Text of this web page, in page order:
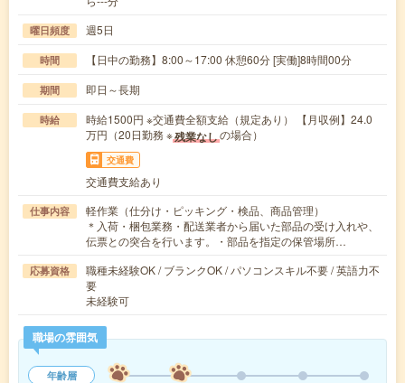
曜日頻度 週5日
時間 【日中の勤務】8:00～17:00 休憩60分 [実働]8時間00分
期間 即日～長期
時給
時給1500円 ※交通費全額支給（規定あり） 【月収例】24.0
万円（20日勤務 ※残業なしの場合）
交通費
交通費支給あり
仕事内容
軽作業（仕分け・ピッキング・検品、商品管理）
＊入荷・梱包業務・配送業者から届いた部品の受け入れや、
伝票との突合を行います。・部品を指定の保管場所…
応募資格
職種未経験OK / ブランクOK / パソコンスキル不要 / 英語力不
要
未経験可
職場の雰囲気
年齢層